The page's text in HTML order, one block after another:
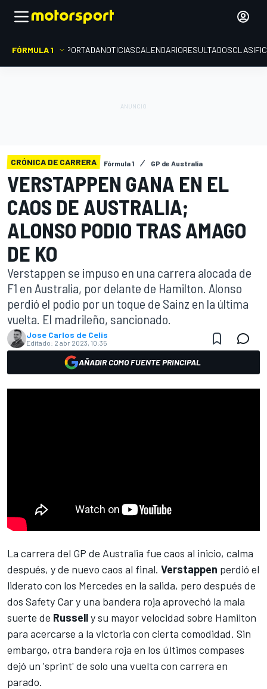
FÓRMULA 1 PORTADANOTICIASCALENDARIORESULTADOS
CRÓNICA DE CARRERA Fórmula 1 GP de Australia
VERSTAPPEN GANA EN EL
CAOS DE AUSTRALIA;
ALONSO PODIO TRAS AMAGO
DE KO
Verstappen se impuso en una carrera alocada de
F1 en Australia, por delante de Hamilton. Alonso
perdió el podio por un toque de Sainz en la última
vuelta. El madrileño, sancionado.
Jose Carlos de Celis
Editado: 2 abr 2023, 10:35
AÑADIR COMO FUENTE PRINCIPAL
La carrera del GP de Australia fue caos al inicio, calma
después, y de nuevo caos al final. Verstappen perdió el
liderato con los Mercedes en la salida, pero después de
dos Safety Car y una bandera roja aprovechó la mala
suerte de Russelly su mayor velocidad sobre Hamilton
para acercarse a la victoria con cierta comodidad. Sin
embargo, otra bandera roja en los últimos compases
dejó un 'sprint' de solo una vuelta con carrera en
parado.